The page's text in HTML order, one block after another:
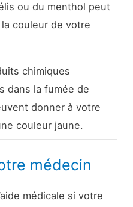
ou du menthol peut
couleur de votre
chimiques
dans la fumée de
donner à votre
couleur jaune.
médecin
médicale si votre